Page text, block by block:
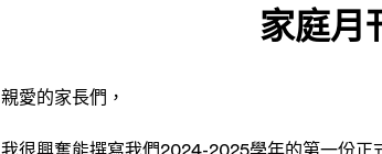
家庭月
親愛的家長們，